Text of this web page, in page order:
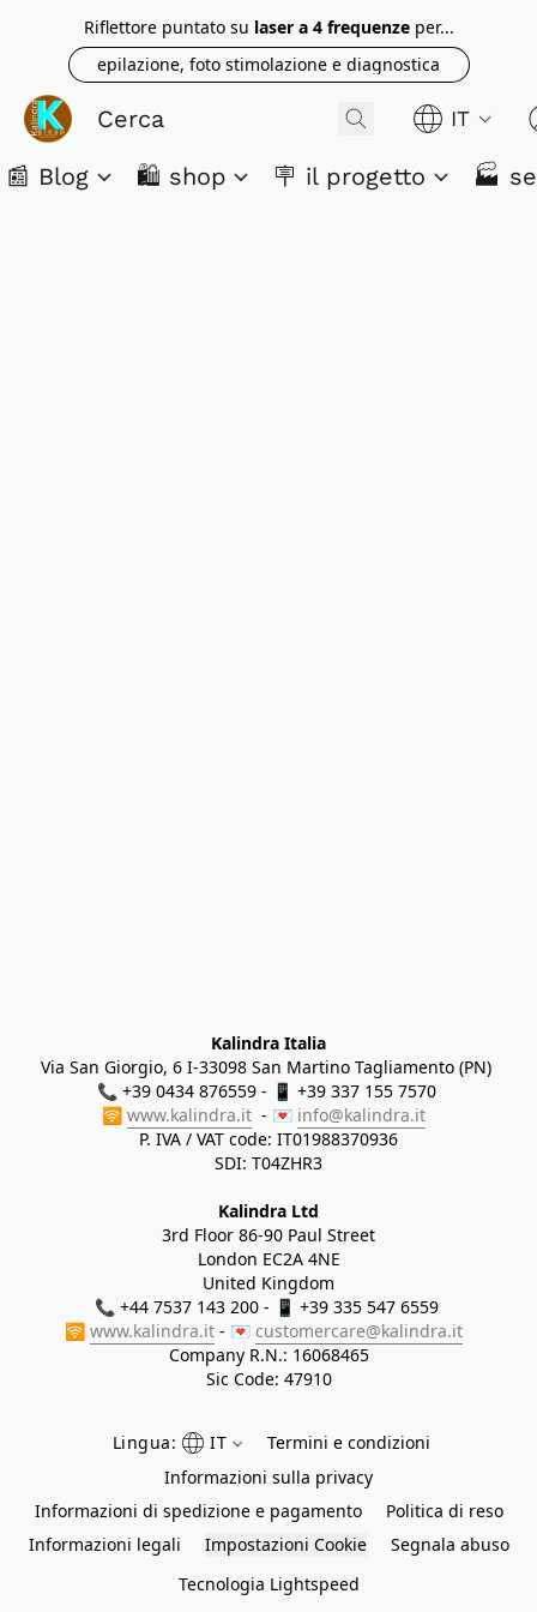
Riflettore puntato su laser a 4 frequenzeper...
epilazione, foto stimolazione e diagnostica
IT
📰 Blog 🛍️ shop 🪧 il progetto 🏭
Kalindra Italia
Via San Giorgio, 6 I-33098 San Martino Tagliamento (PN)
📞 +39 0434 876559 - 📱 +39 337 155 7570
🛜 www.kalindra.it
  - 💌
info@kalindra.it
P. IVA / VAT code: IT01988370936
SDI: T04ZHR3
Kalindra Ltd
3rd Floor 86-90 Paul Street
London EC2A 4NE
United Kingdom
📞 +44 7537 143 200 - 📱 +39 335 547 6559
🛜 www.kalindra.it - 💌 customercare@kalindra.it
Company R.N.: 16068465
Sic Code: 47910
Lingua: IT
Termini e condizioni
Informazioni sulla privacy
Informazioni di spedizione e pagamento
Politica di reso
Informazioni legali
Impostazioni Cookie
Segnala abuso
Tecnologia Lightspeed